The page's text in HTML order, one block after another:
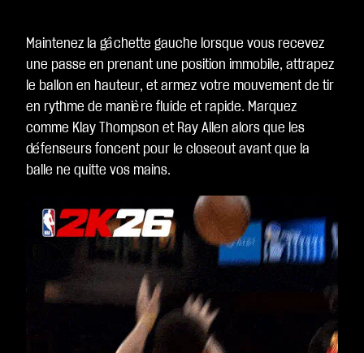
Maintenez la gâchette gauche lorsque vous recevez
une passe en prenant une position immobile, attrapez
le ballon en hauteur, et armez votre mouvement de tir
en rythme de manière fluide et rapide. Marquez
comme Klay Thompson et Ray Allen alors que les
défenseurs foncent pour le closeout avant que la
balle ne quitte vos mains.